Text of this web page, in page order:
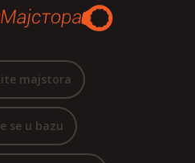
majstora
se u bazu